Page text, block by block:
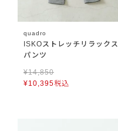
quadro
ISKOストレッチリラックス
パンツ
¥14,850
¥10,395税込